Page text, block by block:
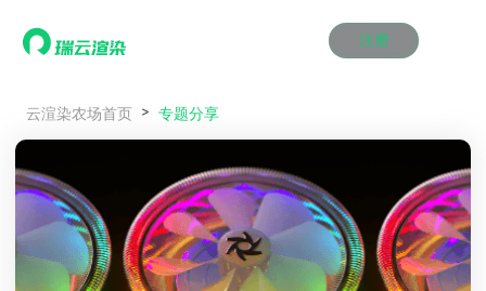
注册
效果图渲染
云渲染管理系统
瑞兔百宝箱
AI视频插帧
效果图渲染
云渲染管理系统
瑞兔百宝箱
AI视频插帧
效果图渲染
云渲染管理系统
瑞兔百宝箱
AI视频插帧
效果图渲染
云渲染管理系统
瑞兔百宝箱
AI视频插帧
效果图渲染
云渲染管理系统
瑞兔百宝箱
AI视频插帧
效果图渲染
云渲染管理系统
瑞兔百宝箱
AI视频插帧
解决方案
Maya云渲染方案
3ds Max云渲染方案
Cinema 4D云渲染方案
Blender 云渲染方案
Maya云渲染方案
3ds Max云渲染方案
Cinema 4D云渲染方案
Blender 云渲染方案
Maya云渲染方案
3ds Max云渲染方案
Cinema 4D云渲染方案
Blender 云渲染方案
Maya云渲染方案
3ds Max云渲染方案
Cinema 4D云渲染方案
Blender 云渲染方案
Maya云渲染方案
3ds Max云渲染方案
Cinema 4D云渲染方案
Blender 云渲染方案
Maya云渲染方案
3ds Max云渲染方案
Cinema 4D云渲染方案
Blender 云渲染方案
价格
动画价格
效果图价格
动画价格
效果图价格
动画价格
效果图价格
动画价格
效果图价格
动画价格
效果图价格
动画价格
效果图价格
云渲染农场首页 专题分享